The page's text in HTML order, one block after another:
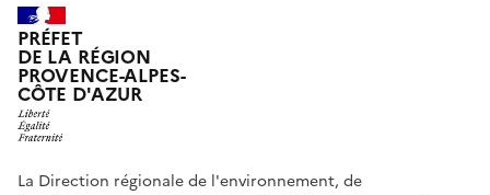
PRÉFET
DE LA RÉGION
PROVENCE-ALPES-
CÔTE D'AZUR
La Direction régionale de l'environnement, de